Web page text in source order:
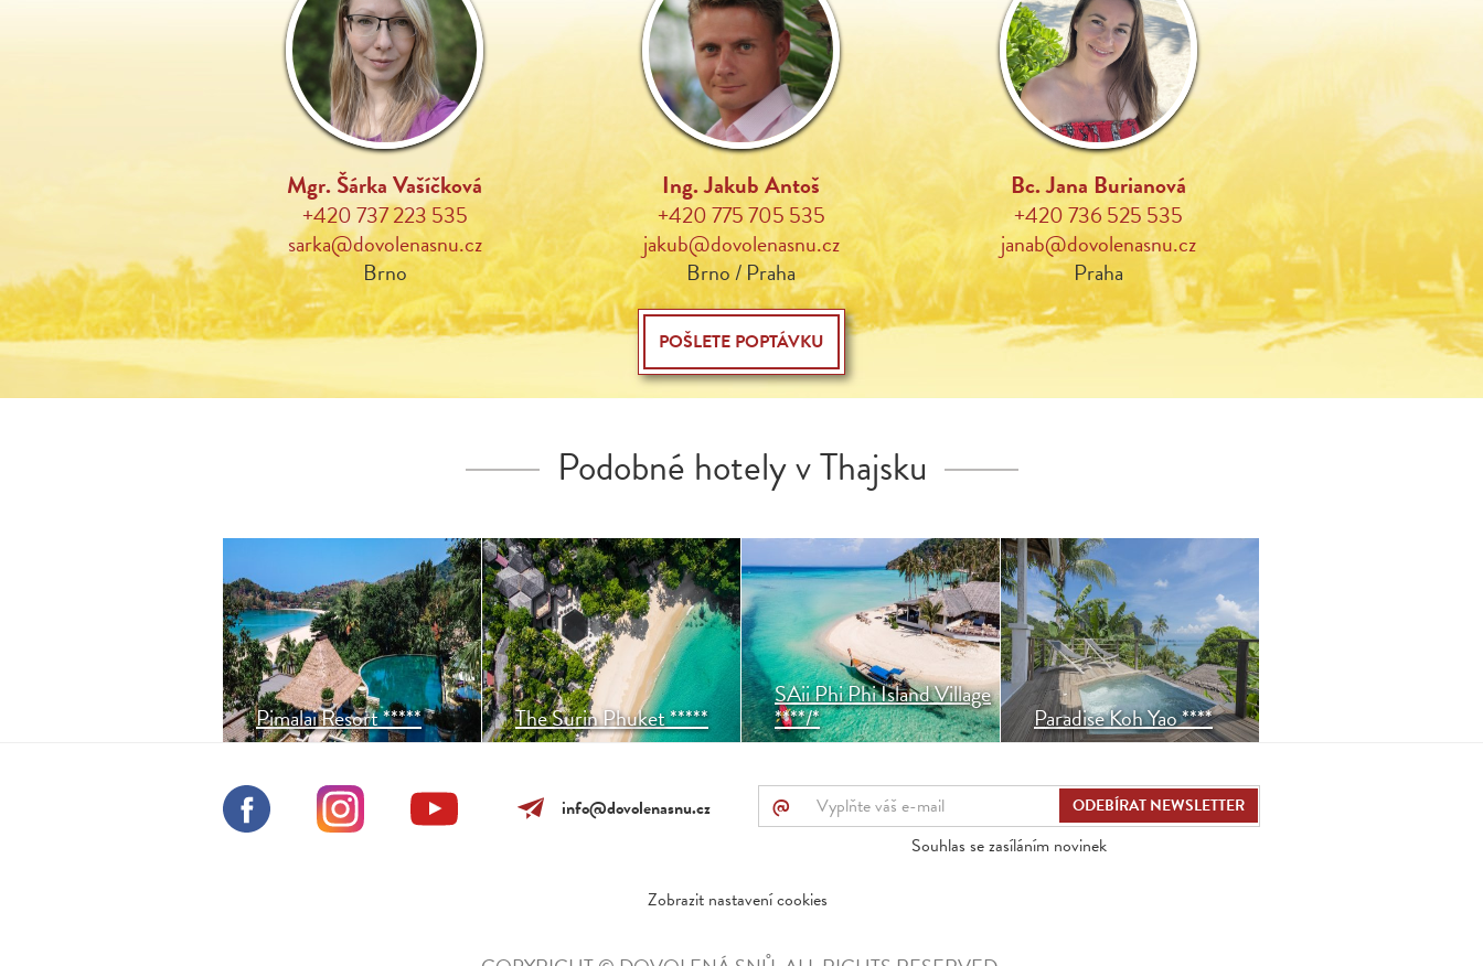
Mgr. Šárka Vašíčková
+420 737 223 535
sarka@dovolenasnu.cz
Brno
Ing. Jakub Antoš
+420 775 705 535
jakub@dovolenasnu.cz
Brno / Praha
Bc. Jana Burianová
+420 736 525 535
janab@dovolenasnu.cz
Praha
POŠLETE POPTÁVKU
Podobné hotely v Thajsku
Pimalai Resort *****
Lanta, kde tropický deštný
prales navazuje na 900m
dlouhou pláž.
The Surin Phuket *****
Největší thajský ostrov
Phuket nabízí klidné luxusní
ubytování na krásné pláži
Pansea.
SAii Phi Phi Island Village
****/*
Luxusní resort se
soukromou pláži s
ubytováním v bungalovech
či privátních vilkách v
zahradě i u pláže. Resort
jako jeden z mála nabízí i
možnost All Inclusive.
Paradise Koh Yao ****
Resort Paradise Koh Yao v
klidném zálivu Phang Nga je
ideální únik do přírody.
Nabízí kvalitní ubytování,
wellness, bazén a různé
restaurace.
info@dovolenasnu.cz
@
Souhlas se zasíláním novinek
Zobrazit nastavení cookies